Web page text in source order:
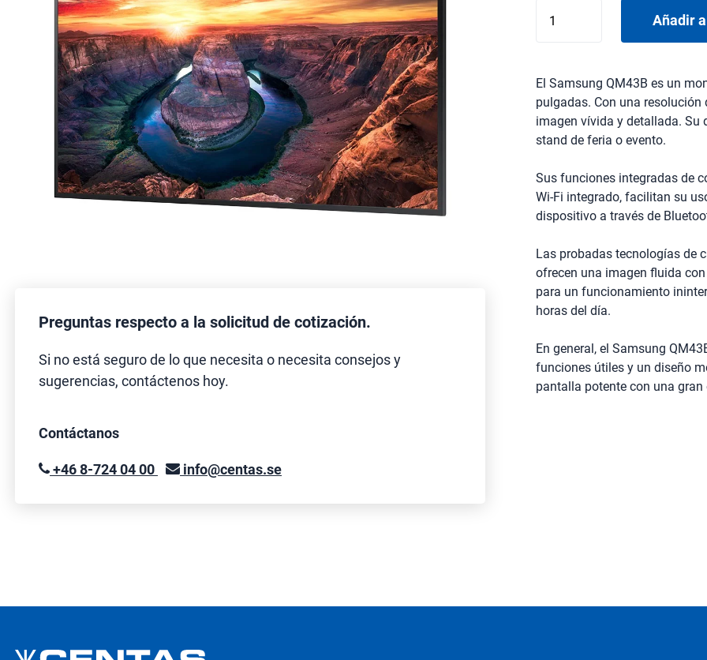
Preguntas respecto a la solicitud de cotización.
Si no está seguro de lo que necesita o necesita consejos y
sugerencias, contáctenos hoy.
Contáctanos
+46 8-724 04 00 info@centas.se
QB50C
Añadir
El Samsung QM43B es un
pulgadas. Con una
imagen vívida y detallada. Su
stand de feria o evento.
Sus funciones integradas de
Wi-Fi integrado, facilitan su
dispositivo a través de
Las probadas tecnologías de
ofrecen una imagen fluida
para un funcionamiento
horas del día.
En general, el Samsung
funciones útiles y un diseño
pantalla potente con una